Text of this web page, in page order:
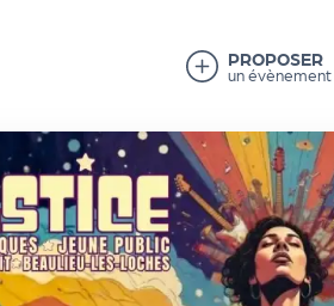
PROPOSER
un évènement